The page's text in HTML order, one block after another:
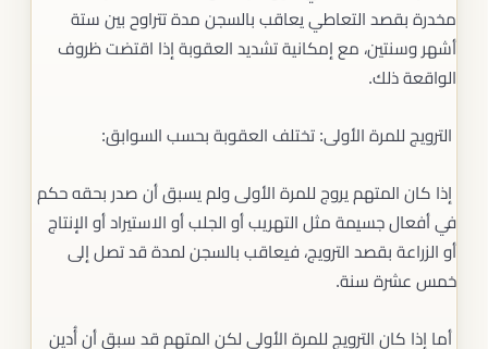
مخدرة بقصد التعاطي يعاقب بالسجن مدة تتراوح بين ستة
أشهر وسنتين، مع إمكانية تشديد العقوبة إذا اقتضت ظروف
الواقعة ذلك.
الترويج للمرة الأولى: تختلف العقوبة بحسب السوابق:
إذا كان المتهم يروج للمرة الأولى ولم يسبق أن صدر بحقه حكم
في أفعال جسيمة مثل التهريب أو الجلب أو الاستيراد أو الإنتاج
أو الزراعة بقصد الترويج، فيعاقب بالسجن لمدة قد تصل إلى
خمس عشرة سنة.
أما إذا كان الترويج للمرة الأولى لكن المتهم قد سبق أن أُدين